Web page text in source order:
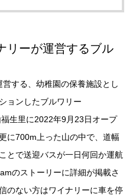
リーが運営するブル
する、幼稚園の保養施設とし
ョンしたブルワリー
福生里に2022年9月23日オープ
に700m上った山の中で、道幅
とで送迎バスが一日何回か運航
のストーリーに詳細が掲載さ
のない方はワイナリーに車を停